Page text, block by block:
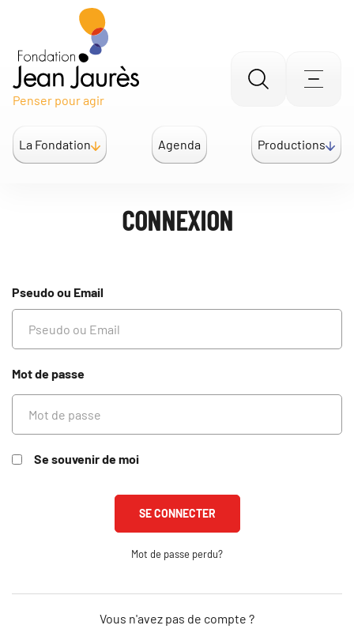
Gestion des traceurs
Penser pour agir
Aller
la
recherche
La Fondation Agenda Productions
CONNEXION
Pseudo ou Email
Mot de passe
Se souvenir de moi
Mot de passe perdu?
Vous n'avez pas de compte ?